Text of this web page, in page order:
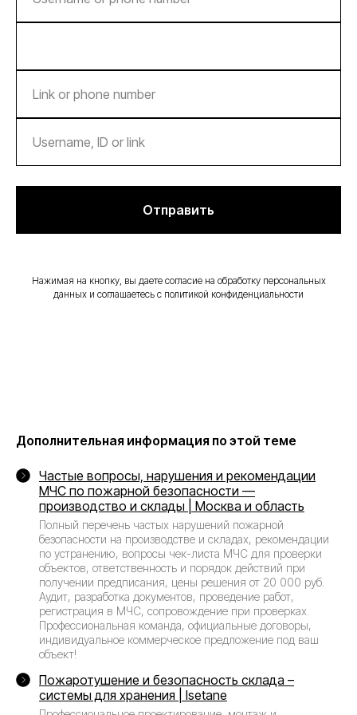
Отправить
Нажимая на кнопку, вы даете согласие на обработку персональных
данных и соглашаетесь c политикой конфиденциальности
Дополнительная информация по этой теме
Частые вопросы, нарушения и рекомендации
МЧС по пожарной безопасности —
производство и склады | Москва и область
Полный перечень частых нарушений пожарной
безопасности на производстве и складах, рекомендации
по устранению, вопросы чек-листа МЧС для проверки
объектов, ответственность и порядок действий при
получении предписания, цены решения от 20 000 руб.
Аудит, разработка документов, проведение работ,
регистрация в МЧС, сопровождение при проверках.
Профессиональная команда, официальные договоры,
индивидуальное коммерческое предложение под ваш
объект!
Пожаротушение и безопасность склада –
системы для хранения | Isetane